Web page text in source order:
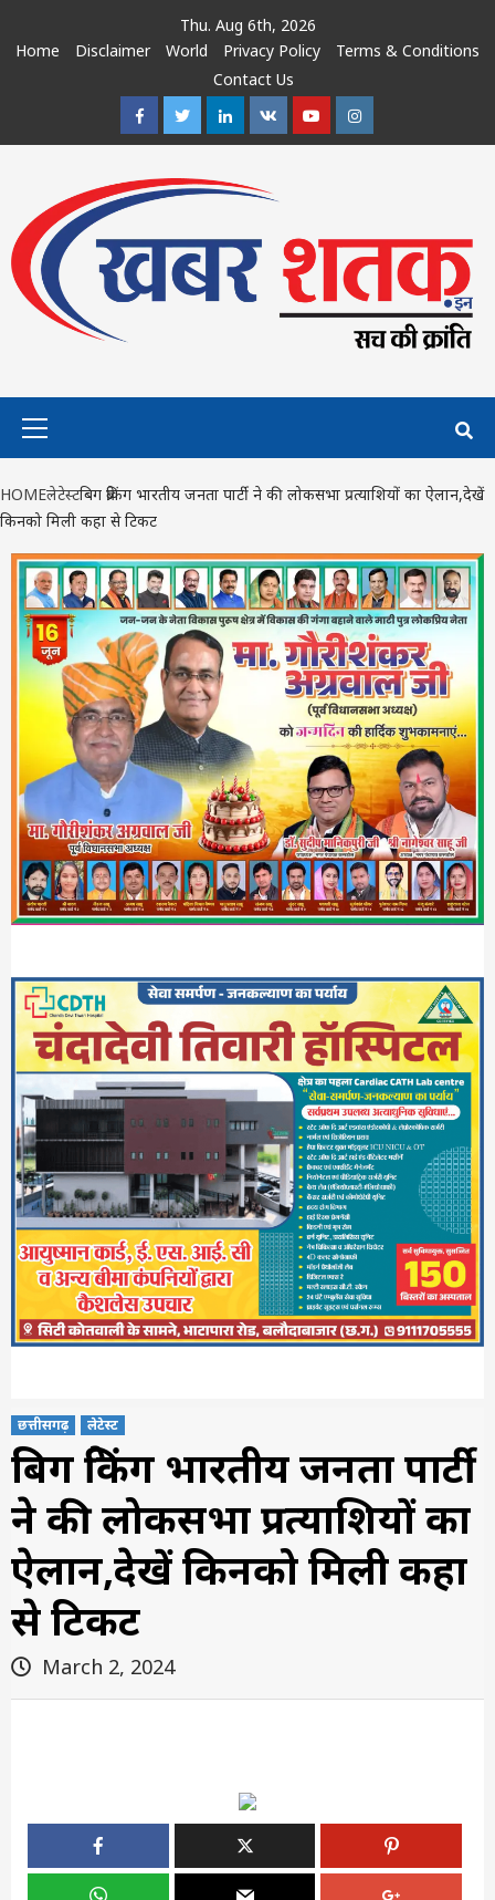
Thu. Aug 6th, 2026
Home
Disclaimer World Privacy Policy
Terms & Conditions
Contact Us
FacebookTwitterLinkedin
VK YoutubeInstagram
HOMEलेटेस्टबिग ब्रेकिंग भारतीय जनता पार्टी ने की लोकसभा प्रत्याशियों का ऐलान,देखें
किनको मिली कहा से टिकट
छत्तीसगढ़ लेटेस्ट
बिग ब्रेकिंग भारतीय जनता पार्टी
ने की लोकसभा प्रत्याशियों का
ऐलान,देखें किनको मिली कहा
से टिकट
March 2, 2024